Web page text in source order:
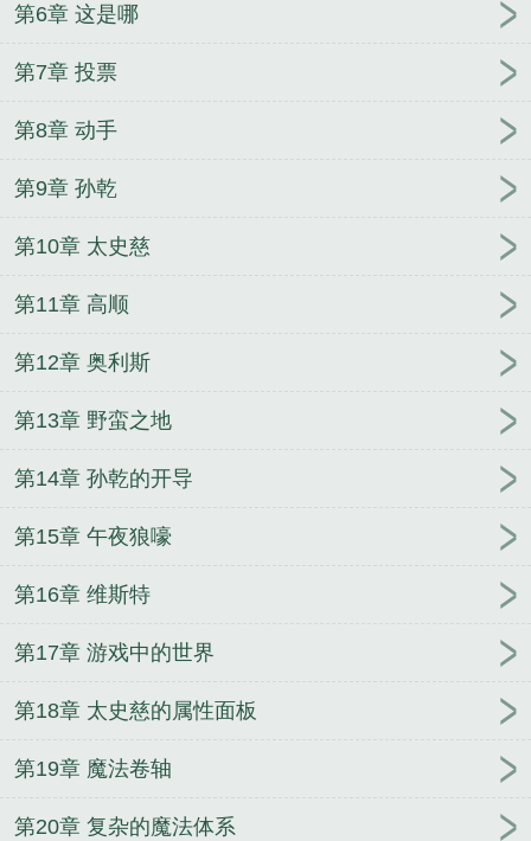
第6章 这是哪
第7章 投票
第8章 动手
第9章 孙乾
第10章 太史慈
第11章 高顺
第12章 奥利斯
第13章 野蛮之地
第14章 孙乾的开导
第15章 午夜狼嚎
第16章 维斯特
第17章 游戏中的世界
第18章 太史慈的属性面板
第19章 魔法卷轴
第20章 复杂的魔法体系